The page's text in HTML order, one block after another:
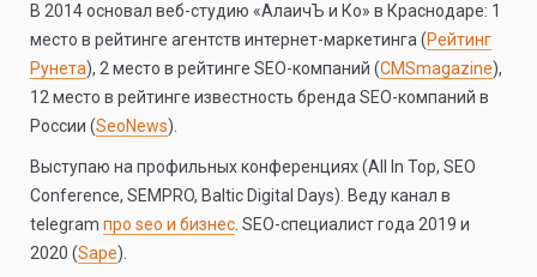
В 2014 основал веб-студию «АлаичЪ и Ко» в Краснодаре: 1
место в рейтинге агентств интернет-маркетинга (Рейтинг
Рунета), 2 место в рейтинге SEO-компаний (CMSmagazine),
12 место в рейтинге известность бренда SEO-компаний в
России (SeoNews).
Выступаю на профильных конференциях (All In Top, SEO
Conference, SEMPRO, Baltic Digital Days). Веду канал в
telegram про seo и бизнес . SEO-специалист года 2019 и
2020 (Sape).